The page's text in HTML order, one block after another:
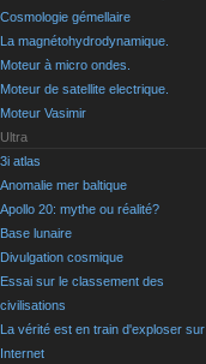
Cosmologie gémellaire
La magnétohydrodynamique.
Moteur à micro ondes.
Moteur de satellite electrique.
Moteur Vasimir
Ultra
3i atlas
Anomalie mer baltique
Apollo 20: mythe ou réalité?
Base lunaire
Divulgation cosmique
Essai sur le classement des
civilisations
La vérité est en train d'exploser sur
Internet